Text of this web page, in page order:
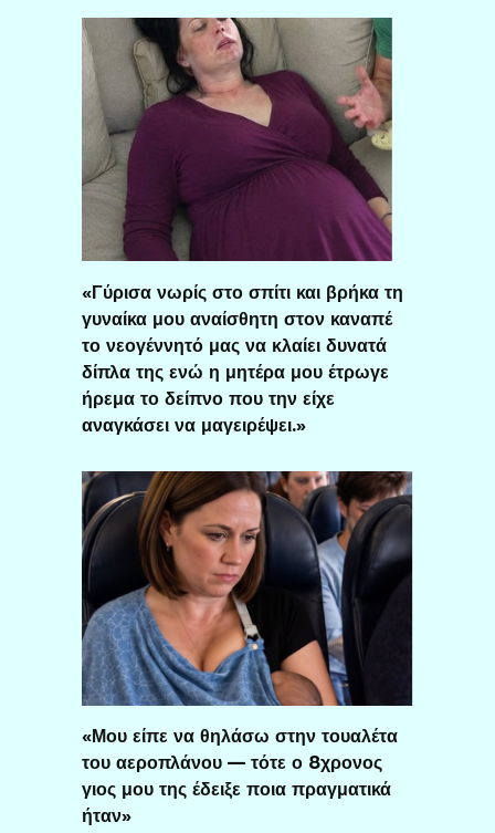
«Γύρισα νωρίς στο σπίτι και βρήκα τη
γυναίκα μου αναίσθητη στον καναπέ
το νεογέννητό μας να κλαίει δυνατά
δίπλα της ενώ η μητέρα μου έτρωγε
ήρεμα το δείπνο που την είχε
αναγκάσει να μαγειρέψει.»
«Μου είπε να θηλάσω στην τουαλέτα
του αεροπλάνου — τότε ο 8χρονος
γιος μου της έδειξε ποια πραγματικά
ήταν»